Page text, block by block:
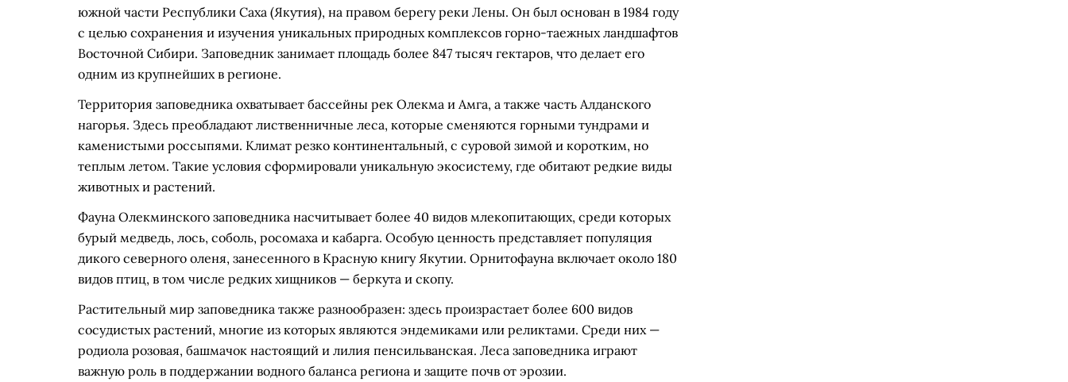
южной части Республики Саха (Якутия), на правом берегу реки Лены. Он был основан в 1984 году
с целью сохранения и изучения уникальных природных комплексов горно-таежных ландшафтов
Восточной Сибири. Заповедник занимает площадь более 847 тысяч гектаров, что делает его
одним из крупнейших в регионе.
Территория заповедника охватывает бассейны рек Олекма и Амга, а также часть Алданского
нагорья. Здесь преобладают лиственничные леса, которые сменяются горными тундрами и
каменистыми россыпями. Климат резко континентальный, с суровой зимой и коротким, но
теплым летом. Такие условия сформировали уникальную экосистему, где обитают редкие виды
животных и растений.
Фауна Олекминского заповедника насчитывает более 40 видов млекопитающих, среди которых
бурый медведь, лось, соболь, росомаха и кабарга. Особую ценность представляет популяция
дикого северного оленя, занесенного в Красную книгу Якутии. Орнитофауна включает около 180
видов птиц, в том числе редких хищников — беркута и скопу.
Растительный мир заповедника также разнообразен: здесь произрастает более 600 видов
сосудистых растений, многие из которых являются эндемиками или реликтами. Среди них —
родиола розовая, башмачок настоящий и лилия пенсильванская. Леса заповедника играют
важную роль в поддержании водного баланса региона и защите почв от эрозии.